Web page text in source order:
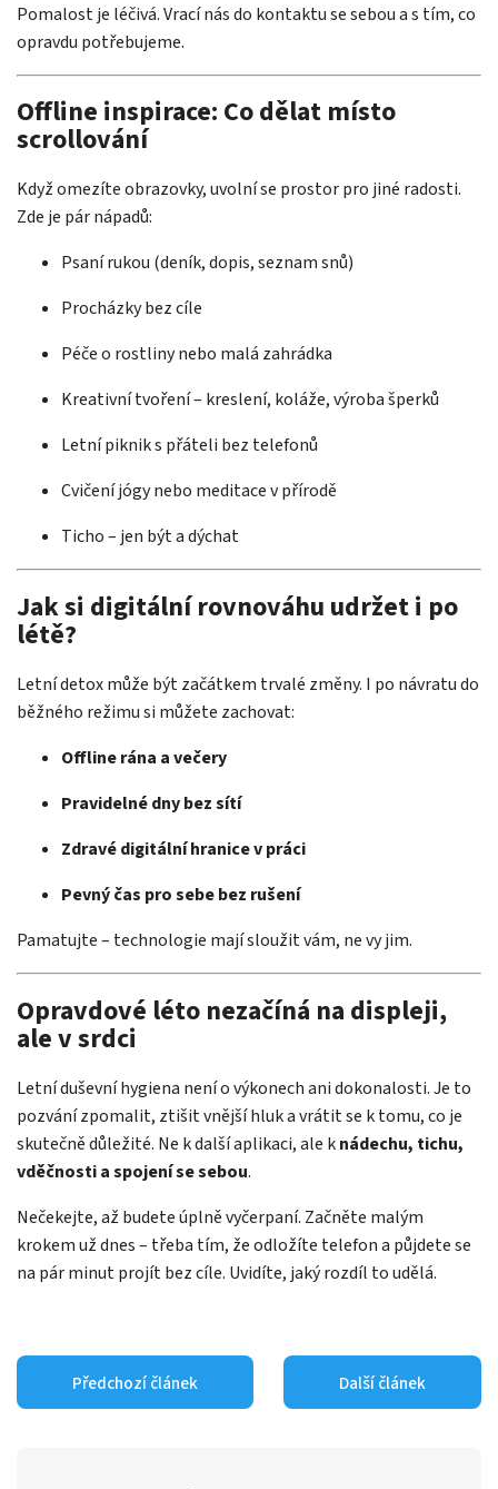
Pomalost je léčivá. Vrací nás do kontaktu se sebou a s tím, co
opravdu potřebujeme.
Offline inspirace: Co dělat místo
scrollování
Když omezíte obrazovky, uvolní se prostor pro jiné radosti.
Zde je pár nápadů:
Psaní rukou (deník, dopis, seznam snů)
Procházky bez cíle
Péče o rostliny nebo malá zahrádka
Kreativní tvoření – kreslení, koláže, výroba šperků
Letní piknik s přáteli bez telefonů
Cvičení jógy nebo meditace v přírodě
Ticho – jen být a dýchat
Jak si digitální rovnováhu udržet i po
létě?
Letní detox může být začátkem trvalé změny. I po návratu do
běžného režimu si můžete zachovat:
Offline rána a večery
Pravidelné dny bez sítí
Zdravé digitální hranice v práci
Pevný čas pro sebe bez rušení
Pamatujte – technologie mají sloužit vám, ne vy jim.
Opravdové léto nezačíná na displeji,
ale v srdci
Letní duševní hygiena není o výkonech ani dokonalosti. Je to
pozvání zpomalit, ztišit vnější hluk a vrátit se k tomu, co je
skutečně důležité. Ne k další aplikaci, ale knádechu, tichu,
vděčnosti a spojení se sebou.
Nečekejte, až budete úplně vyčerpaní. Začněte malým
krokem už dnes – třeba tím, že odložíte telefon a půjdete se
na pár minut projít bez cíle. Uvidíte, jaký rozdíl to udělá.
Předchozí článek Další článek